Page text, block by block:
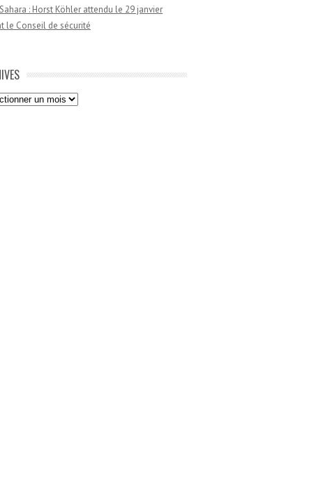
: Horst Köhler attendu le 29 janvier
le Conseil de sécurité